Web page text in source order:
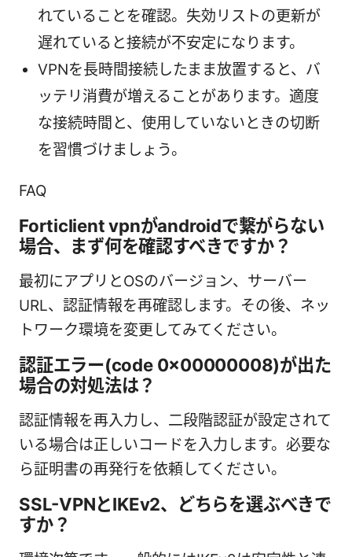
れていることを確認。失効リストの更新が
遅れていると接続が不安定になります。
VPNを長時間接続したまま放置すると、バ
ッテリ消費が増えることがあります。適度
な接続時間と、使用していないときの切断
を習慣づけましょう。
FAQ
Forticlient vpnがandroidで繋がらない
場合、まず何を確認すべきですか？
最初にアプリとOSのバージョン、サーバー
URL、認証情報を再確認します。その後、ネッ
トワーク環境を変更してみてください。
認証エラー(code 0x00000008)が出た
場合の対処法は？
認証情報を再入力し、二段階認証が設定されて
いる場合は正しいコードを入力します。必要な
ら証明書の再発行を依頼してください。
SSL-VPNとIKEv2、どちらを選ぶべきで
すか？